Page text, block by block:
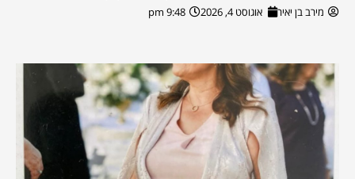
מירב בן יאיר אוגוסט 4, 2026 9:48 pm